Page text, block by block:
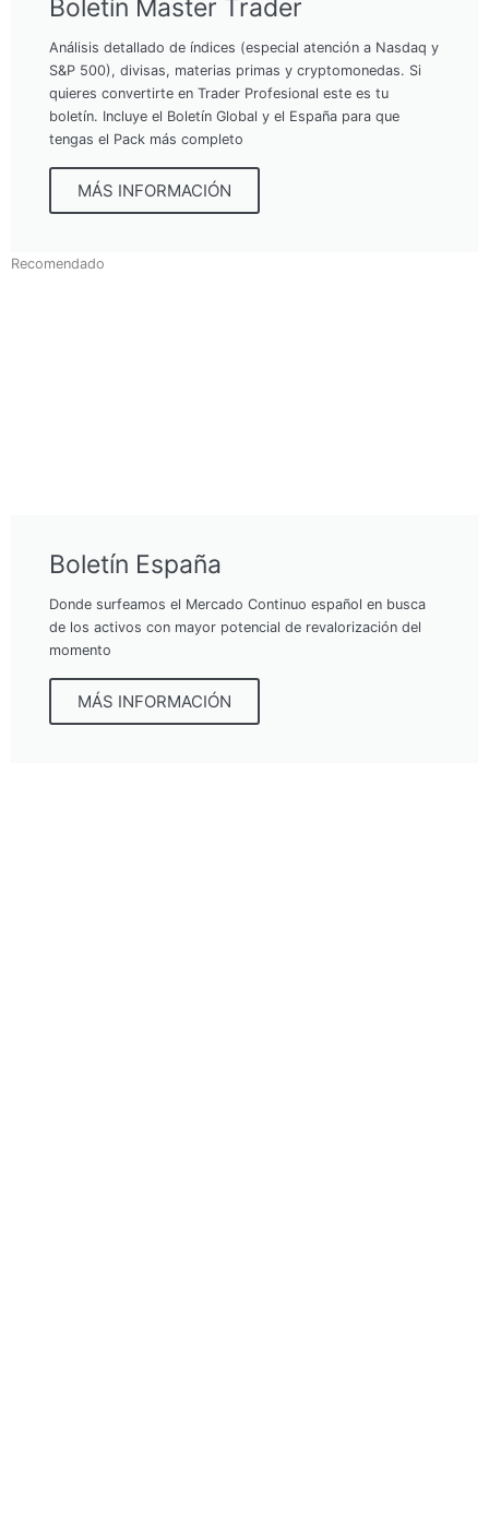
Boletín Master Trader
Análisis detallado de índices (especial atención a Nasdaq y
S&P 500), divisas, materias primas y cryptomonedas. Si
quieres convertirte en Trader Profesional este es tu
boletín. Incluye el Boletín Global y el España para que
tengas el Pack más completo
MÁS INFORMACIÓN
Recomendado
Boletín España
Donde surfeamos el Mercado Continuo español en busca
de los activos con mayor potencial de revalorización del
momento
MÁS INFORMACIÓN